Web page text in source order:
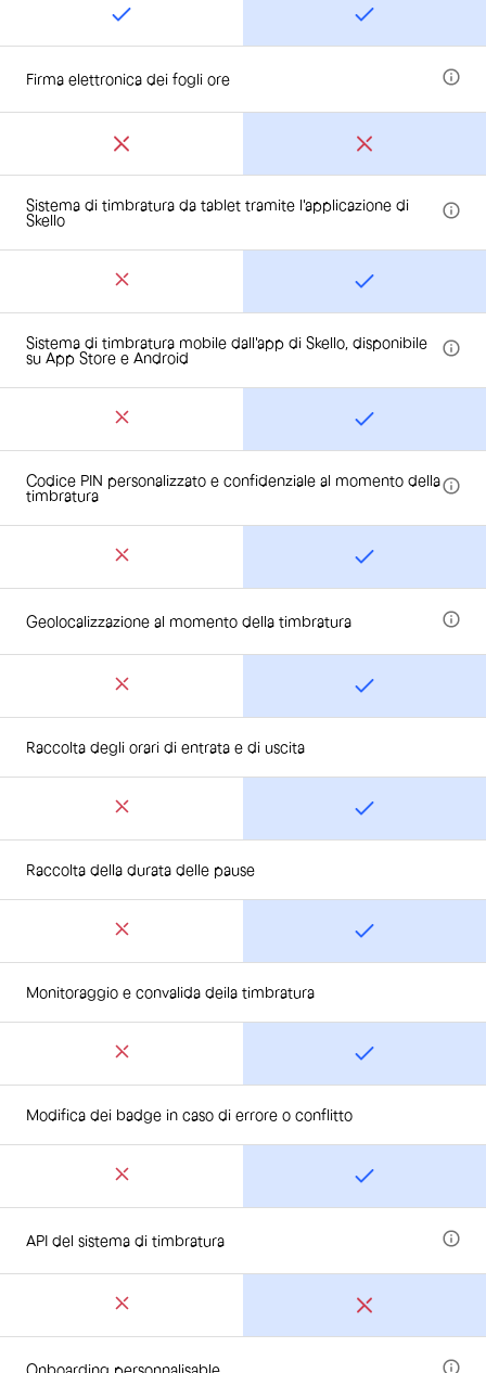
Firma elettronica dei fogli ore
Sistema di timbratura da tablet tramite l'applicazione di
Skello
Sistema di timbratura mobile dall'app di Skello, disponibile
su App Store e Android
Codice PIN personalizzato e confidenziale al momento della
timbratura
Geolocalizzazione al momento della timbratura
Raccolta degli orari di entrata e di uscita
Raccolta della durata delle pause
Monitoraggio e convalida deila timbratura
Modifica dei badge in caso di errore o conflitto
API del sistema di timbratura